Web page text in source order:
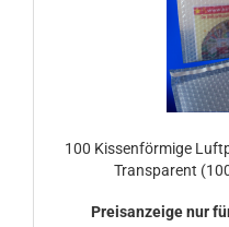
100 Kissenförmige
Transparent
Preisanzeige nur